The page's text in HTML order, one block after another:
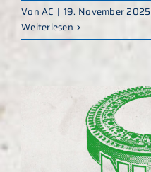
VonAC | 19. November 2025
Weiterlesen